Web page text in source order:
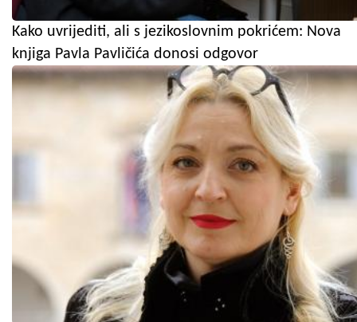
Kako uvrijediti, ali s jezikoslovnim pokrićem: Nova
knjiga Pavla Pavličića donosi odgovor